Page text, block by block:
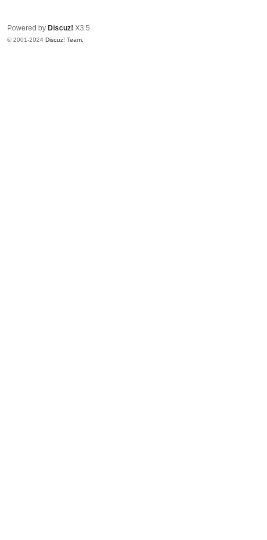
Powered by Discuz! X3.5
© 2001-2024 Discuz! Team